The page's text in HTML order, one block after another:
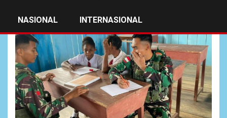
NASIONAL INTERNASIONAL